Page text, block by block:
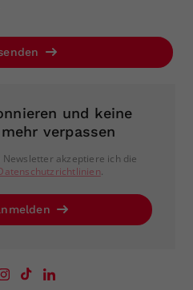
und keine
verpassen
akzeptiere ich die
.